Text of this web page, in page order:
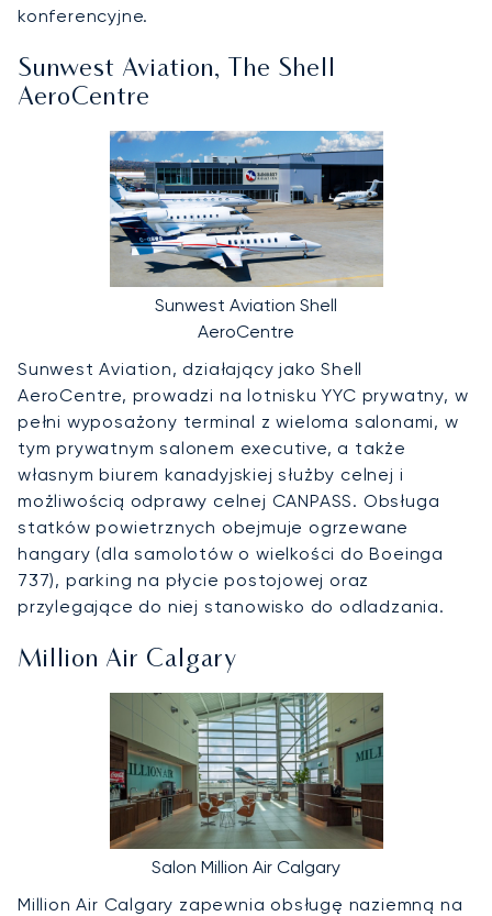
konferencyjne.
Sunwest Aviation, The Shell
AeroCentre
Sunwest Aviation Shell
AeroCentre
Sunwest Aviation, działający jako Shell
AeroCentre, prowadzi na lotnisku YYC prywatny, w
pełni wyposażony terminal z wieloma salonami, w
tym prywatnym salonem executive, a także
własnym biurem kanadyjskiej służby celnej i
możliwością odprawy celnej CANPASS. Obsługa
statków powietrznych obejmuje ogrzewane
hangary (dla samolotów o wielkości do Boeinga
737), parking na płycie postojowej oraz
przylegające do niej stanowisko do odladzania.
Million Air Calgary
Salon Million Air Calgary
Million Air Calgary zapewnia obsługę naziemną na